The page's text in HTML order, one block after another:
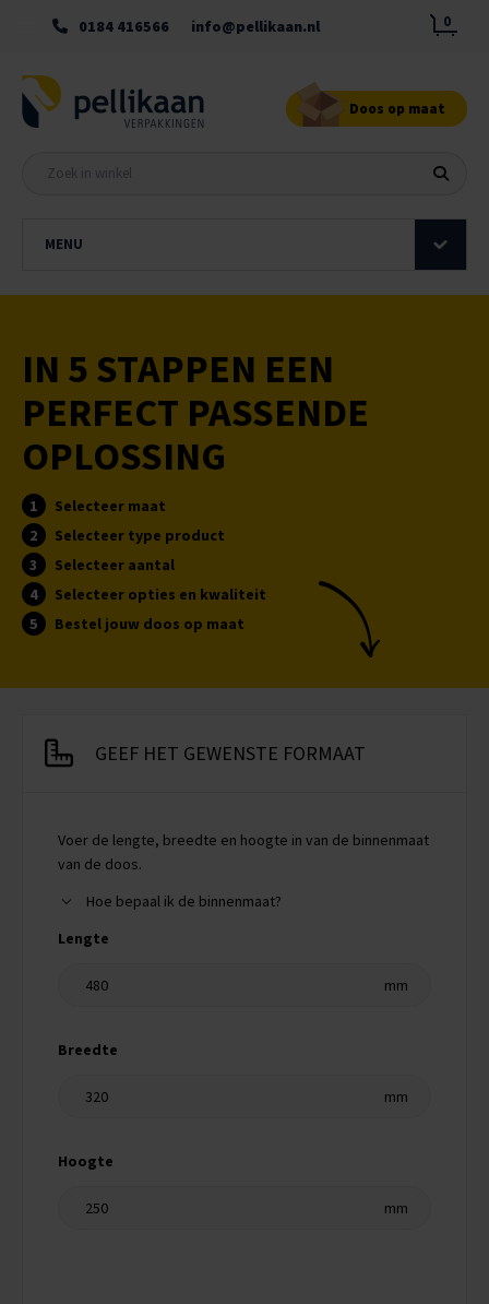
0184 416566 info@pellikaan.nl 0
Doos op maat
MENU
IN 5 STAPPEN EEN
PERFECT PASSENDE
OPLOSSING
Selecteer maat
Selecteer type product
Selecteer aantal
Selecteer opties en kwaliteit
Bestel jouw doos op maat
GEEF HET GEWENSTE FORMAAT
Voer de lengte, breedte en hoogte in van de binnenmaat
van de doos.
Hoe bepaal ik de binnenmaat?
Lengte
Breedte
Hoogte